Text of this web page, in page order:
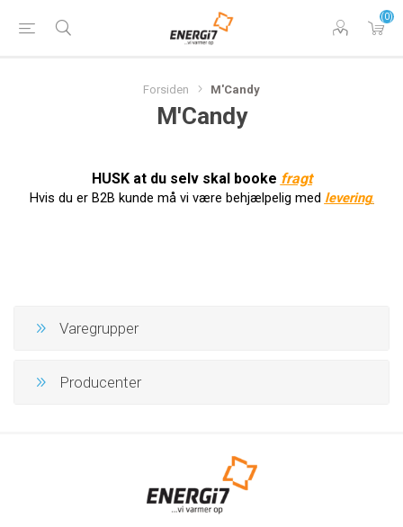
(0)
Forsiden M'Candy
M'Candy
HUSK at du selv skal booke fragt
Hvis du er B2B kunde må vi være behjælpelig med levering.
Varegrupper
Producenter